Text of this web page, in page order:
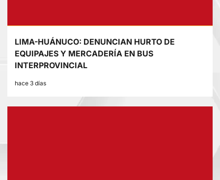
LIMA-HUÁNUCO: DENUNCIAN HURTO DE
EQUIPAJES Y MERCADERÍA EN BUS
INTERPROVINCIAL
hace 3 días